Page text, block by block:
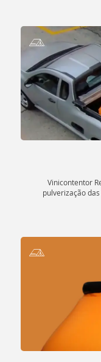
Vinicontentor
pulverização
condições.
Leia nossa Política